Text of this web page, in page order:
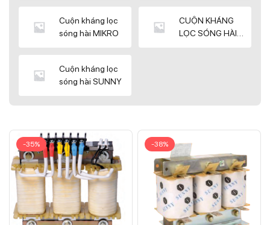
Cuộn kháng lọc
sóng hài MIKRO
CUỘN KHÁNG
LỌC SÓNG HÀI
Cuộn kháng lọc
sóng hài SUNNY
-35% -38%